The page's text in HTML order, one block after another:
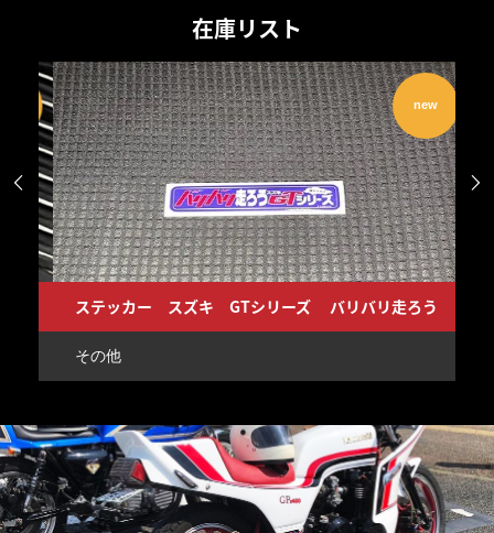
在庫リスト
new
ステッカー スズキ GTシリーズ バリバリ走ろう
その他
 